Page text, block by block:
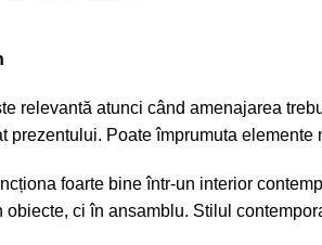
relevantă atunci când amenajarea
Poate împrumuta
foarte bine într-un interior
ci în ansamblu. Stilul